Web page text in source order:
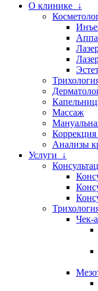
О клинике ↓
Массаж
Анализы
Услуги ↓
Чек-